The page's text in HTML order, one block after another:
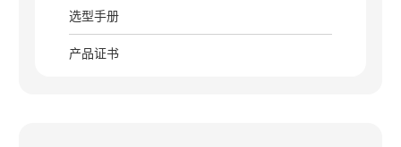
选型手册
产品证书